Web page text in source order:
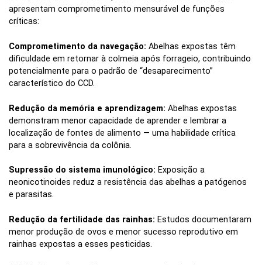
apresentam comprometimento mensurável de funções
críticas:
Comprometimento da navegação: Abelhas expostas têm
dificuldade em retornar à colmeia após forrageio, contribuindo
potencialmente para o padrão de “desaparecimento”
característico do CCD.
Redução da memória e aprendizagem: Abelhas expostas
demonstram menor capacidade de aprender e lembrar a
localização de fontes de alimento — uma habilidade crítica
para a sobrevivência da colônia.
Supressão do sistema imunológico: Exposição a
neonicotinoides reduz a resistência das abelhas a patógenos
e parasitas.
Redução da fertilidade das rainhas: Estudos documentaram
menor produção de ovos e menor sucesso reprodutivo em
rainhas expostas a esses pesticidas.